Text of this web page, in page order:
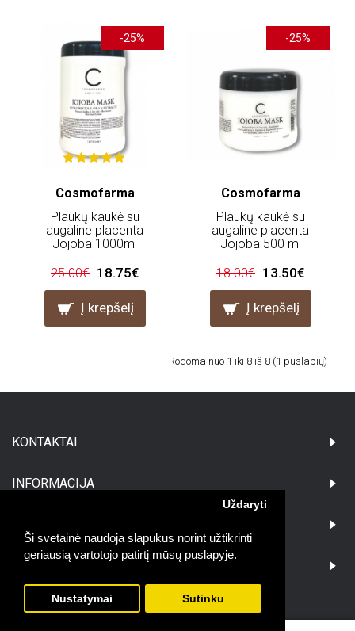
Ši svetainė naudoja slapukus norint užtikrinti
geriausią vartotojo patirtį mūsų puslapyje.
Uždaryti
Nustatymai Sutinku
-25%
Cosmofarma
Plaukų kaukė su
augaline placenta
Jojoba 1000ml
25.00€ 18.75€
Į krepšelį
-25%
Cosmofarma
Plaukų kaukė su
augaline placenta
Jojoba 500 ml
18.00€ 13.50€
Į krepšelį
Rodoma nuo 1 iki 8 iš 8 (1 puslapių)
KONTAKTAI
INFORMACIJA
DARBO LAIKAS: